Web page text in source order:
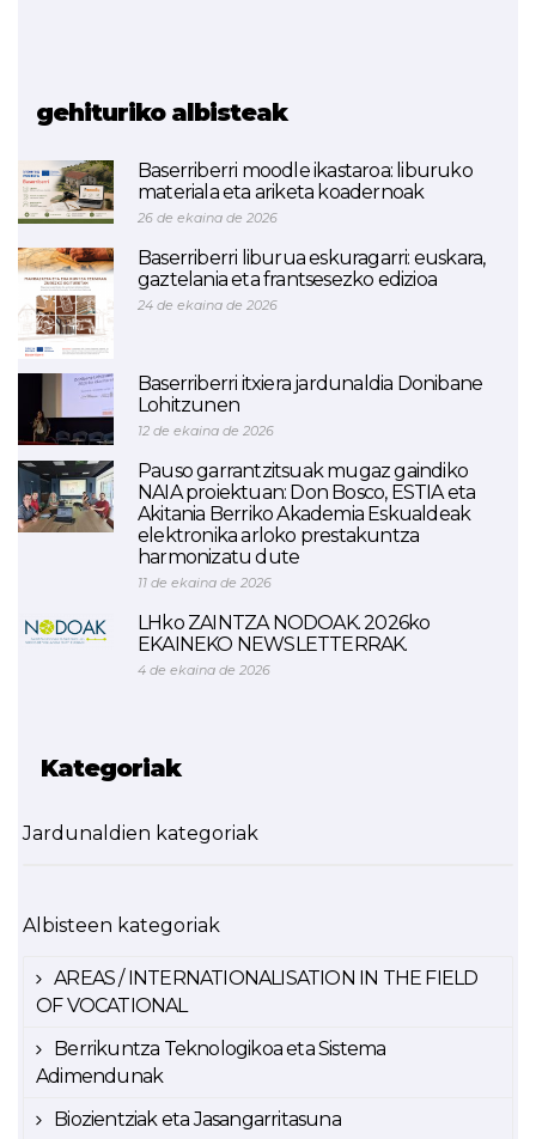
gehituriko albisteak
Baserriberri moodle ikastaroa: liburuko
materiala eta ariketa koadernoak
26 de ekaina de 2026
Baserriberri liburua eskuragarri: euskara,
gaztelania eta frantsesezko edizioa
24 de ekaina de 2026
Baserriberri itxiera jardunaldia Donibane
Lohitzunen
12 de ekaina de 2026
Pauso garrantzitsuak mugaz gaindiko
NAIA proiektuan: Don Bosco, ESTIA eta
Akitania Berriko Akademia Eskualdeak
elektronika arloko prestakuntza
harmonizatu dute
11 de ekaina de 2026
LHko ZAINTZA NODOAK. 2026ko
EKAINEKO NEWSLETTERRAK.
4 de ekaina de 2026
Kategoriak
Jardunaldien kategoriak
Albisteen kategoriak
AREAS / INTERNATIONALISATION IN THE FIELD
OF VOCATIONAL
Berrikuntza Teknologikoa eta Sistema
Adimendunak
Biozientziak eta Jasangarritasuna